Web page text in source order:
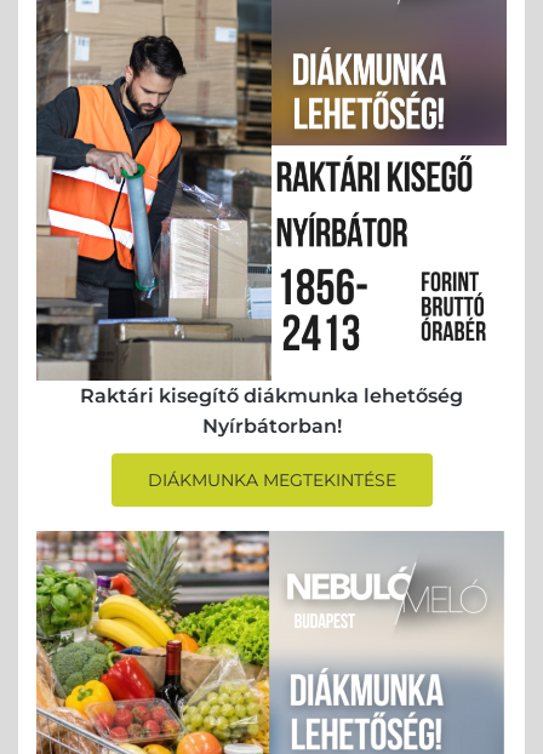
Raktári kisegítő diákmunka lehetőség
Nyírbátorban!
DIÁKMUNKA MEGTEKINTÉSE